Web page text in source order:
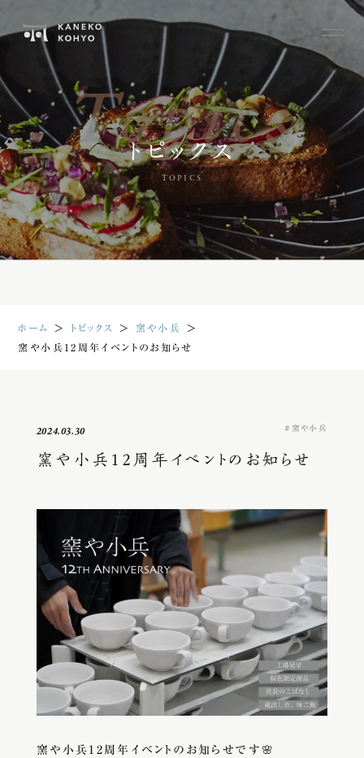
Topics
トピックス
TOPICS
ホーム ＞ トピックス ＞ 窯や小兵
＞
窯や小兵12周年イベントのお知らせ
2024.03.30 窯や小兵
窯や小兵12周年イベントのお知らせ
窯や小兵12周年イベントのお知らせです🌸